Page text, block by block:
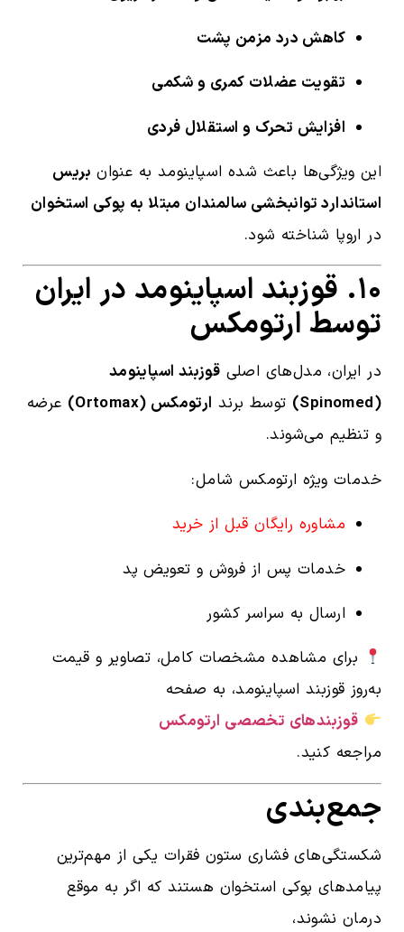
کاهش درد مزمن پشت
تقویت عضلات کمری و شکمی
افزایش تحرک و استقلال فردی
این ویژگی‌ها باعث شده اسپاینومد به عنوان بریس
استاندارد توانبخشی سالمندان مبتلا به پوکی استخوان
در اروپا شناخته شود.
۱۰. قوزبند اسپاینومد در ایران
توسط ارتومکس
در ایران، مدل‌های اصلی قوزبند اسپاینومد
(Spinomed)
توسط برند ارتومکس (Ortomax)
عرضه
و تنظیم می‌شوند.
خدمات ویژه ارتومکس شامل:
مشاوره رایگان قبل از خرید
خدمات پس از فروش و تعویض پد
ارسال به سراسر کشور
برای مشاهده مشخصات کامل، تصاویر و قیمت
به‌روز قوزبند اسپاینومد، به صفحه
قوزبندهای تخصصی ارتومکس
مراجعه کنید.
جمع‌بندی
شکستگی‌های فشاری ستون فقرات یکی از مهم‌ترین
پیامدهای پوکی استخوان هستند که اگر به موقع
درمان نشوند،